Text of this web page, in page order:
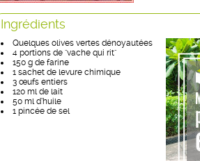
Ingrédients
Quelques olives vertes dénoyautées
4 portions de "vache qui rit"
150 g de farine
1 sachet de levure chimique
3 œufs entiers
120 ml de lait
50 ml d’huile
1 pincée de sel